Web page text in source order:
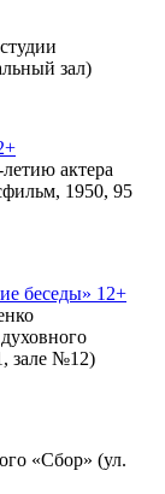
зал)
актера
1950, 95
беседы» 12+
зале №12)
«Сбор» (ул.